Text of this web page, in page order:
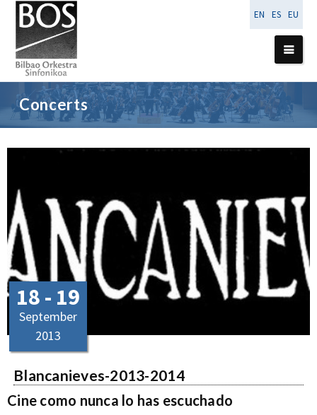
EN ES EU
Concerts
Blancanieves-2013-2014
Cine como nunca lo has escuchado
18 - 19
September
2013